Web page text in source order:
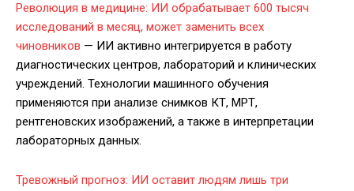
Революция в медицине: ИИ обрабатывает 600 тысяч
исследований в месяц, может заменить всех
чиновников — ИИ активно интегрируется в работу
диагностических центров, лабораторий и клинических
учреждений. Технологии машинного обучения
применяются при анализе снимков КТ, МРТ,
рентгеновских изображений, а также в интерпретации
лабораторных данных.
Тревожный прогноз: ИИ оставит людям лишь три